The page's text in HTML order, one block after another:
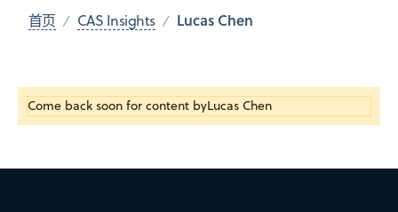
首页 CAS Insights Lucas Chen
Come back soon for content byLucas Chen